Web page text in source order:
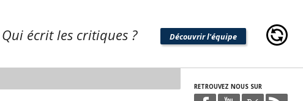
Qui écrit les critiques ? Découvrir l'équipe
RETROUVEZ NOUS SUR